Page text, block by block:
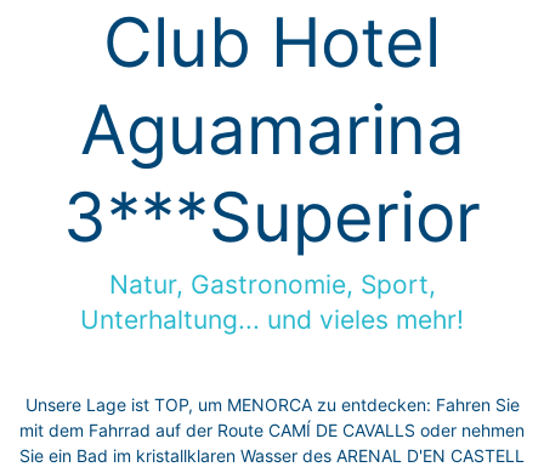
Club Hotel
Aguamarina
3***Superior
Natur, Gastronomie, Sport,
Unterhaltung... und vieles mehr!
Unsere Lage ist TOP, um MENORCA zu entdecken: Fahren Sie
mit dem Fahrrad auf der Route CAMÍ DE CAVALLS oder nehmen
Sie ein Bad im kristallklaren Wasser des ARENAL D'EN CASTELL